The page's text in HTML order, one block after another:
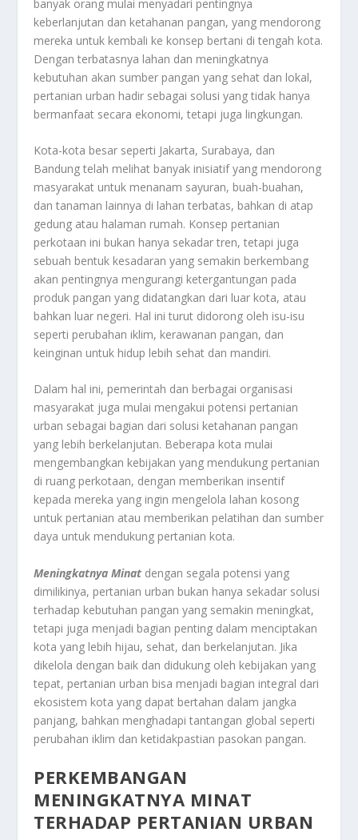
banyak orang mulai menyadari pentingnya
keberlanjutan dan ketahanan pangan, yang mendorong
mereka untuk kembali ke konsep bertani di tengah kota.
Dengan terbatasnya lahan dan meningkatnya
kebutuhan akan sumber pangan yang sehat dan lokal,
pertanian urban hadir sebagai solusi yang tidak hanya
bermanfaat secara ekonomi, tetapi juga lingkungan.
Kota-kota besar seperti Jakarta, Surabaya, dan
Bandung telah melihat banyak inisiatif yang mendorong
masyarakat untuk menanam sayuran, buah-buahan,
dan tanaman lainnya di lahan terbatas, bahkan di atap
gedung atau halaman rumah. Konsep pertanian
perkotaan ini bukan hanya sekadar tren, tetapi juga
sebuah bentuk kesadaran yang semakin berkembang
akan pentingnya mengurangi ketergantungan pada
produk pangan yang didatangkan dari luar kota, atau
bahkan luar negeri. Hal ini turut didorong oleh isu-isu
seperti perubahan iklim, kerawanan pangan, dan
keinginan untuk hidup lebih sehat dan mandiri.
Dalam hal ini, pemerintah dan berbagai organisasi
masyarakat juga mulai mengakui potensi pertanian
urban sebagai bagian dari solusi ketahanan pangan
yang lebih berkelanjutan. Beberapa kota mulai
mengembangkan kebijakan yang mendukung pertanian
di ruang perkotaan, dengan memberikan insentif
kepada mereka yang ingin mengelola lahan kosong
untuk pertanian atau memberikan pelatihan dan sumber
daya untuk mendukung pertanian kota.
Meningkatnya Minat dengan segala potensi yang
dimilikinya, pertanian urban bukan hanya sekadar solusi
terhadap kebutuhan pangan yang semakin meningkat,
tetapi juga menjadi bagian penting dalam menciptakan
kota yang lebih hijau, sehat, dan berkelanjutan. Jika
dikelola dengan baik dan didukung oleh kebijakan yang
tepat, pertanian urban bisa menjadi bagian integral dari
ekosistem kota yang dapat bertahan dalam jangka
panjang, bahkan menghadapi tantangan global seperti
perubahan iklim dan ketidakpastian pasokan pangan.
PERKEMBANGAN
MENINGKATNYA MINAT
TERHADAP PERTANIAN URBAN